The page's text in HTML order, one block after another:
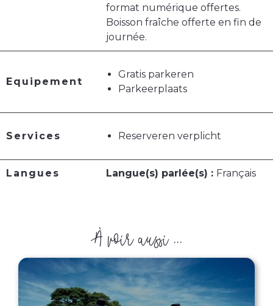
format numérique offertes.
Boisson fraîche offerte en fin de
journée.
Equipement
Gratis parkeren
Parkeerplaats
Services Reserveren verplicht
Langues Langue(s) parlée(s) : Français
À voir aussi ...